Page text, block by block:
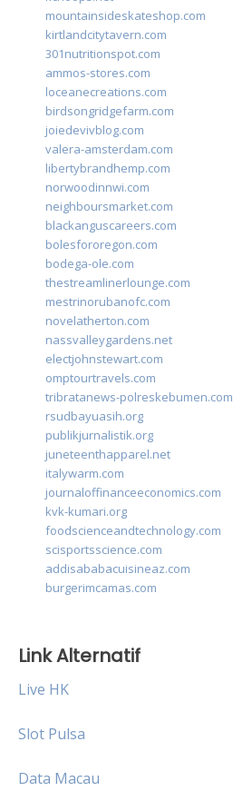
mountainsideskateshop.com
kirtlandcitytavern.com
301nutritionspot.com
ammos-stores.com
loceanecreations.com
birdsongridgefarm.com
joiedevivblog.com
valera-amsterdam.com
libertybrandhemp.com
norwoodinnwi.com
neighboursmarket.com
blackanguscareers.com
bolesfororegon.com
bodega-ole.com
thestreamlinerlounge.com
mestrinorubanofc.com
novelatherton.com
nassvalleygardens.net
electjohnstewart.com
omptourtravels.com
tribratanews-polreskebumen.com
rsudbayuasih.org
publikjurnalistik.org
juneteenthapparel.net
italywarm.com
journaloffinanceeconomics.com
kvk-kumari.org
foodscienceandtechnology.com
scisportsscience.com
addisababacuisineaz.com
burgerimcamas.com
Link Alternatif
Live HK
Slot Pulsa
Data Macau